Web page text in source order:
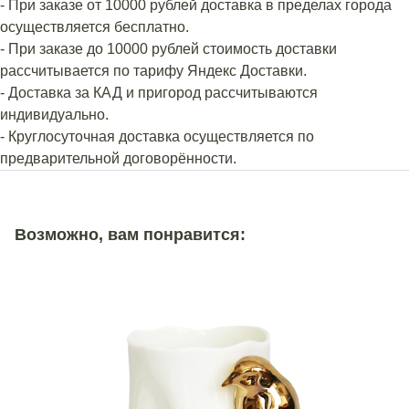
- При заказе от 10000 рублей доставка в пределах города
осуществляется бесплатно.
- При заказе до 10000 рублей стоимость доставки
рассчитывается по тарифу Яндекс Доставки.
- Доставка за КАД и пригород рассчитываются
индивидуально.
- Круглосуточная доставка осуществляется по
предварительной договорённости.
Возможно, вам понравится: